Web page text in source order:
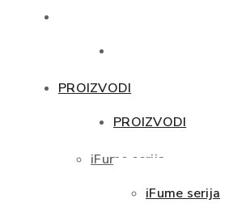
PROIZVODI
iFume serija
PROIZVODI
iFume serija